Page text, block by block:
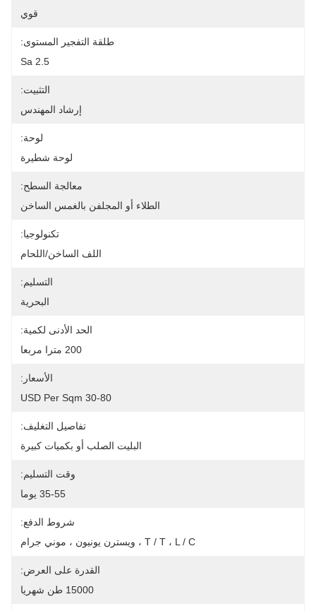
قوي
طلقة التفجير المستوى:
Sa 2.5
التثبيت:
إرشاد المهندس
لوحة:
لوحة شطيرة
معالجة السطح:
الطلاء أو المجلفن بالغمس الساخن
تكنولوجيا:
اللف الساخن/اللحام
التسليم:
البحرية
الحد الأدنى لكمية:
200 مترا مربعا
الأسعار:
30-80 USD Per Sqm
تفاصيل التغليف:
البليت الصلب أو بكميات كبيرة
وقت التسليم:
35-55 يوما
شروط الدفع:
T / T ، L / C ، ويسترن يونيون ، موني جرام
القدرة على العرض:
15000 طن شهريا